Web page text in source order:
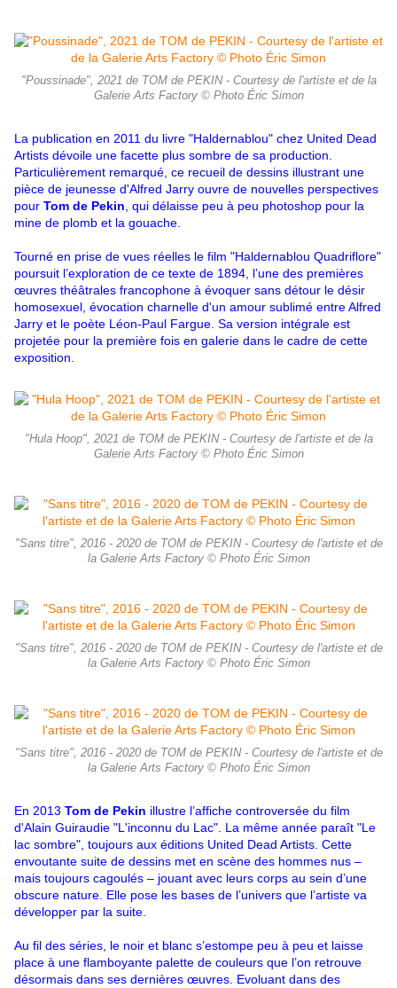
"Poussinade", 2021 de TOM de PEKIN - Courtesy de l'artiste et de la
Galerie Arts Factory © Photo Éric Simon
La publication en 2011 du livre "Haldernablou" chez United Dead
Artists dévoile une facette plus sombre de sa production.
Particulièrement remarqué, ce recueil de dessins illustrant une
pièce de jeunesse d'Alfred Jarry ouvre de nouvelles perspectives
pour Tom de Pekin , qui délaisse peu à peu photoshop pour la
mine de plomb et la gouache.
Tourné en prise de vues réelles le film "Haldernablou Quadriflore"
poursuit l’exploration de ce texte de 1894, l’une des premières
œuvres théâtrales francophone à évoquer sans détour le désir
homosexuel, évocation charnelle d'un amour sublimé entre Alfred
Jarry et le poète Léon-Paul Fargue. Sa version intégrale est
projetée pour la première fois en galerie dans le cadre de cette
exposition.
"Hula Hoop", 2021 de TOM de PEKIN - Courtesy de l'artiste et de la
Galerie Arts Factory © Photo Éric Simon
"Sans titre", 2016 - 2020 de TOM de PEKIN - Courtesy de l'artiste et de
la Galerie Arts Factory © Photo Éric Simon
"Sans titre", 2016 - 2020 de TOM de PEKIN - Courtesy de l'artiste et de
la Galerie Arts Factory © Photo Éric Simon
"Sans titre", 2016 - 2020 de TOM de PEKIN - Courtesy de l'artiste et de
la Galerie Arts Factory © Photo Éric Simon
En 2013 Tom de Pekin illustre l’affiche controversée du film
d'Alain Guiraudie "L'inconnu du Lac". La même année paraît "Le
lac sombre", toujours aux éditions United Dead Artists. Cette
envoutante suite de dessins met en scène des hommes nus –
mais toujours cagoulés – jouant avec leurs corps au sein d’une
obscure nature. Elle pose les bases de l’univers que l’artiste va
développer par la suite.
Au fil des séries, le noir et blanc s’estompe peu à peu et laisse
place à une flamboyante palette de couleurs que l’on retrouve
désormais dans ses dernières œuvres. Evoluant dans des